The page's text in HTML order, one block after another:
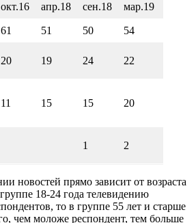
окт.16 апр.18 сен.18 мар.19
61 51 50 54
20 19 24 22
11 15 15 20
1 2
новостей прямо зависит от возраста
18-24 года телевидению
то в группе 55 лет и старше
чем моложе респондент, тем больше